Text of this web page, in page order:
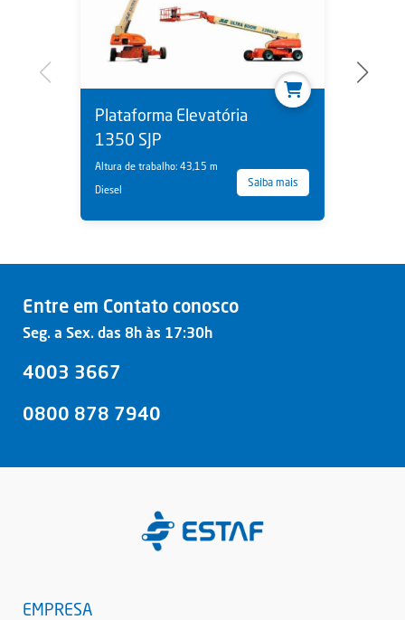
Plataforma Elevatória
1350 SJP
Altura de trabalho: 43,15 m
Diesel
Saiba mais
Entre em Contato conosco
Seg. a Sex. das 8h às 17:30h
4003 3667
0800 878 7940
EMPRESA